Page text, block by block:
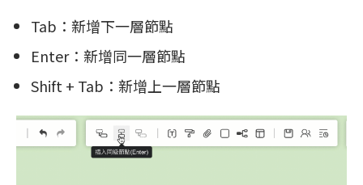
Tab：新增下一層節點
Enter：新增同一層節點
Shift + Tab：新增上一層節點